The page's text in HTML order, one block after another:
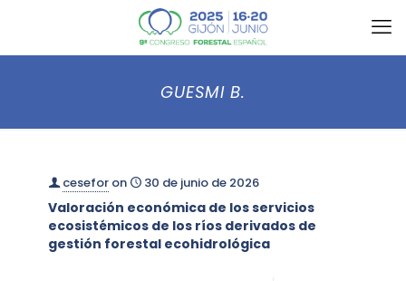
GUESMI B.
cesefor on 30 de junio de 2026
Valoración económica de los servicios
ecosistémicos de los ríos derivados de
gestión forestal ecohidrológica